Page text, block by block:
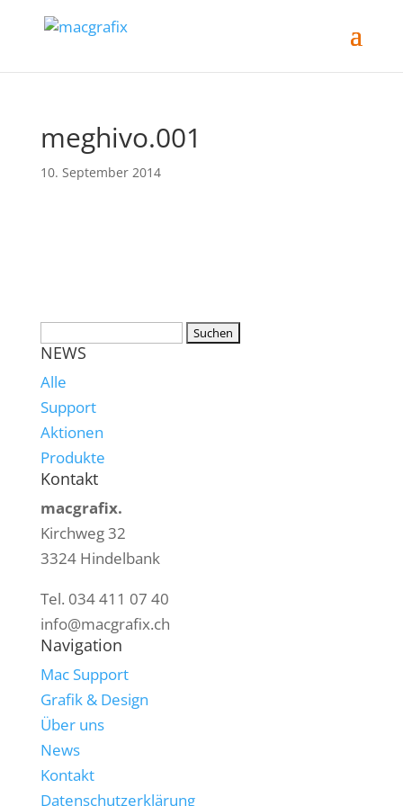
meghivo.001
10. September 2014
NEWS
Alle
Support
Aktionen
Produkte
Kontakt
macgrafix.
Kirchweg 32
3324 Hindelbank
Tel. 034 411 07 40
info@macgrafix.ch
Navigation
Mac Support
Grafik & Design
Über uns
News
Kontakt
Datenschutzerklärung